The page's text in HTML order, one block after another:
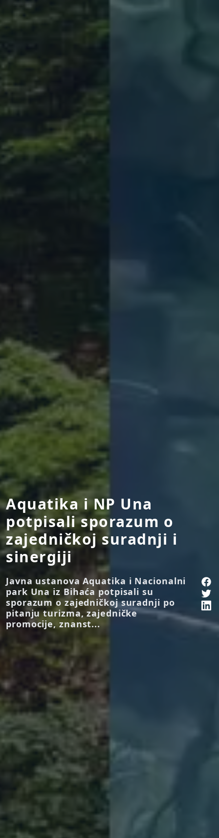
Aquatika i NP Una
potpisali sporazum o
zajedničkoj suradnji i
sinergiji
Javna ustanova Aquatika i Nacionalni
park Una iz Bihaća potpisali su
sporazum o zajedničkoj suradnji po
pitanju turizma, zajedničke
promocije, znanst...